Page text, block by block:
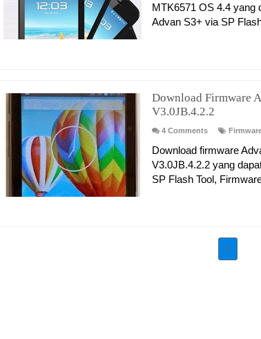
MTK6571 OS 4.4 yang
Advan S3+ via SP
Download Firmware
V3.0JB.4.2.2
4 Comments
Download firmware
V3.0JB.4.2.2 yang
SP Flash Tool,
1